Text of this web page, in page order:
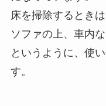
床を掃除するとき
ソファの上、車内
というように、使
す。